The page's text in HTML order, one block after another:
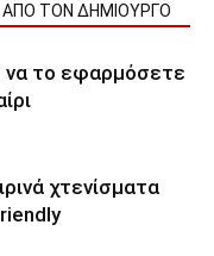
ΑΠΟ ΤΟΝ ΔΗΜΙΟΥΡΓΟ
να το εφαρμόσετε
χτενίσματα